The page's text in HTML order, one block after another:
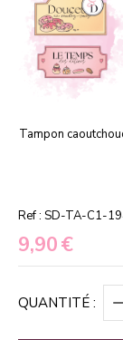
Tampon
Ref : SD-TA-C1-
9,90€
QUANTITÉ :